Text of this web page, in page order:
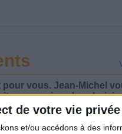
de votre vie
et/ou accédons à des
vous. Jean-Michel
pour mieux les choisir